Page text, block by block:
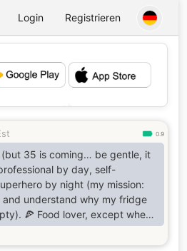
Login Registrieren
💕
0.9
35 is coming… be gentle, it
by day, self-
by night (my mission:
understand why my fridge
🍕 Food lover, except when
becomes more of an extreme
to quote movies at moments